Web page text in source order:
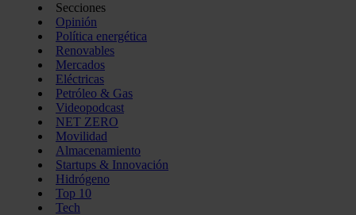
Secciones
Opinión
Política energética
Renovables
Mercados
Eléctricas
Petróleo & Gas
Videopodcast
NET ZERO
Movilidad
Almacenamiento
Startups & Innovación
Hidrógeno
Top 10
Tech